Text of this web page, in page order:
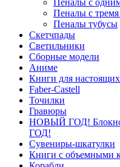
Пеналы с
Пеналы тубусы
Скетчпады
Светильники
Сборные модели
Аниме
Книги для
Faber-Castell
Точилки
Гравюры
НОВЫЙ ГОД!
ГОД!
Сувениры-шкатулки
Книги с объемными